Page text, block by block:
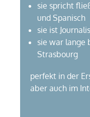
sie spricht
und Spanisch
sie ist
sie war lange
Strasbourg
perfekt in der
aber auch im